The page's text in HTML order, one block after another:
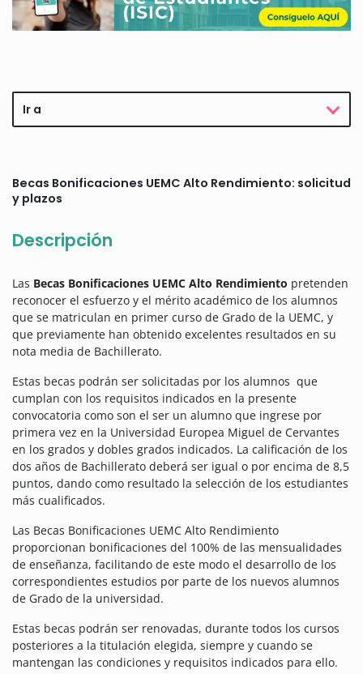
Ir a
Becas Bonificaciones UEMC Alto Rendimiento: solicitud
y plazos
Descripción
Las Becas Bonificaciones UEMC Alto Rendimiento pretenden
reconocer el esfuerzo y el mérito académico de los alumnos
que se matriculan en primer curso de Grado de la UEMC, y
que previamente han obtenido excelentes resultados en su
nota media de Bachillerato.
Estas becas podrán ser solicitadas por los alumnos que
cumplan con los requisitos indicados en la presente
convocatoria como son el ser un alumno que ingrese por
primera vez en la Universidad Europea Miguel de Cervantes
en los grados y dobles grados indicados. La calificación de los
dos años de Bachillerato deberá ser igual o por encima de 8,5
puntos, dando como resultado la selección de los estudiantes
más cualificados.
Las Becas Bonificaciones UEMC Alto Rendimiento
proporcionan bonificaciones del 100% de las mensualidades
de enseñanza, facilitando de este modo el desarrollo de los
correspondientes estudios por parte de los nuevos alumnos
de Grado de la universidad.
Estas becas podrán ser renovadas, durante todos los cursos
posteriores a la titulación elegida, siempre y cuando se
mantengan las condiciones y requisitos indicados para ello.